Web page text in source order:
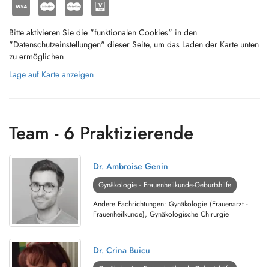
Bitte aktivieren Sie die "funktionalen Cookies" in den
"Datenschutzeinstellungen" dieser Seite, um das Laden der Karte unten
zu ermöglichen
Lage auf Karte anzeigen
Team - 6 Praktizierende
Dr. Ambroise Genin
Gynäkologie - Frauenheilkunde-Geburtshilfe
Andere Fachrichtungen: Gynäkologie (Frauenarzt -
Frauenheilkunde), Gynäkologische Chirurgie
Dr. Crina Buicu